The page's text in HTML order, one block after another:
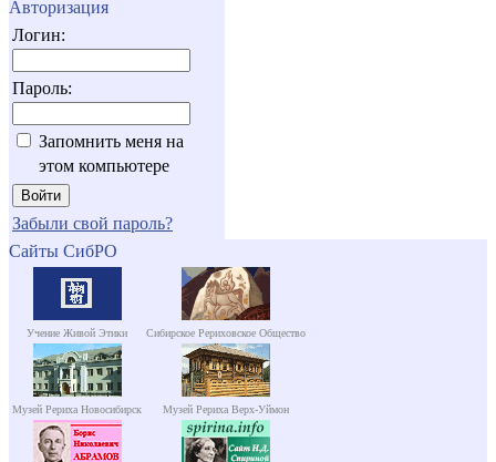
Авторизация
Логин:
Пароль:
Запомнить меня на
этом компьютере
Забыли свой пароль?
Сайты СибРО
Учение Живой Этики Сибирское Рериховское Общество
Музей Рериха Новосибирск Музей Рериха Верх-Уймон